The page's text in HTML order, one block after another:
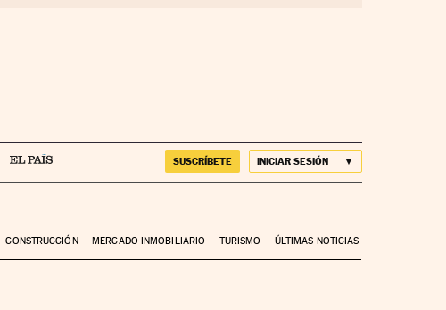
SUSCRÍBETE INICIAR SESIÓN
CONSTRUCCIÓN MERCADO INMOBILIARIO TURISMO ÚLTIMAS NOTICIAS